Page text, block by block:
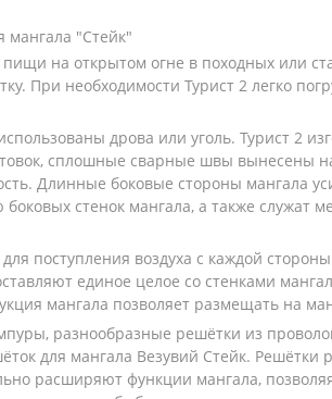
мангала "Стейк"
на открытом огне в походных или
При необходимости Турист 2 легко
дрова или уголь. Турист 2
сплошные сварные швы вынесены
Длинные боковые стороны мангала
стенок мангала, а также служат
поступления воздуха с каждой
единое целое со стенками
мангала позволяет размещать на
разнообразные решётки из
для мангала Везувий Стейк.
расширяют функции мангала,